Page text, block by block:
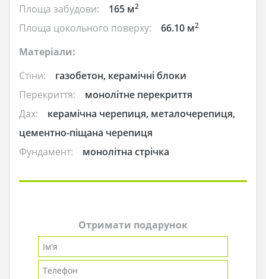
Площа забудови:
165 м2
Площа цокольного поверху: 66.10 м2
Матеріали:
Стіни:
газобетон, керамічні блоки
Перекриття:
монолітне перекриття
Дах:
керамічна черепиця, металочерепиця,
цементно-піщана черепиця
Фундамент:
монолітна стрічка
Отримати подарунок